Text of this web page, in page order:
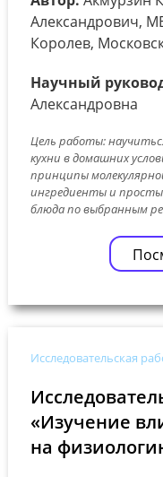
Александрович,
Королев,
Научный
Александровна
Цель работы:
кухни в домашних
принципы
ингредиенты и
блюда по выбранным
Исследовательская
«Изучение
на